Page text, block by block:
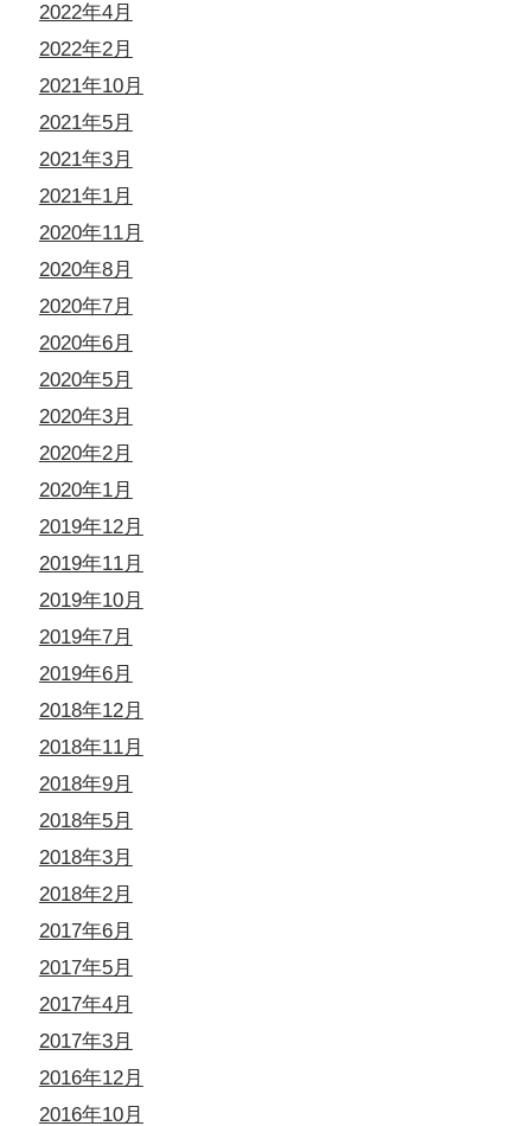
2022年4月
2022年2月
2021年10月
2021年5月
2021年3月
2021年1月
2020年11月
2020年8月
2020年7月
2020年6月
2020年5月
2020年3月
2020年2月
2020年1月
2019年12月
2019年11月
2019年10月
2019年7月
2019年6月
2018年12月
2018年11月
2018年9月
2018年5月
2018年3月
2018年2月
2017年6月
2017年5月
2017年4月
2017年3月
2016年12月
2016年10月